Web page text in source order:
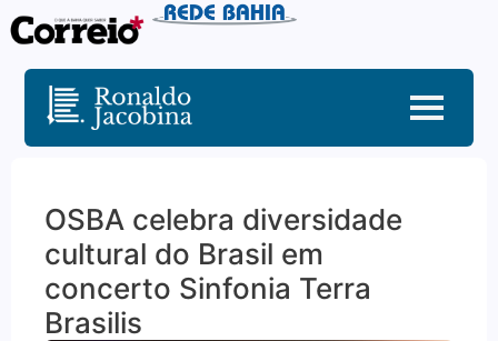
OSBA celebra diversidade
cultural do Brasil em
concerto Sinfonia Terra
Brasilis